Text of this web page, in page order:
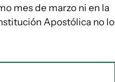
mes de marzo ni en la
Apostólica no lo